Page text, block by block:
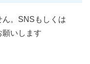
。SNSもしくは
願いします